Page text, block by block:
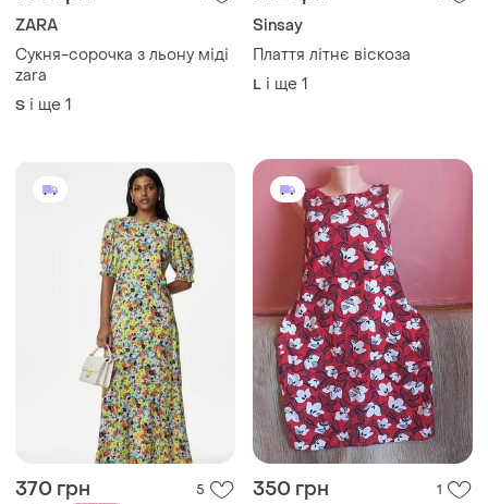
370 грн
-8%
Marks & Spencer
Симпатична сукня з віскози
m&s 12🌺🧡
M і ще 1
350 грн 1
Marks & Spencer
Яскрава літня сукня-футляр
marks & spencer (m&s),
розмір 46 (uk 12), льон і
віскоза
і ще 1